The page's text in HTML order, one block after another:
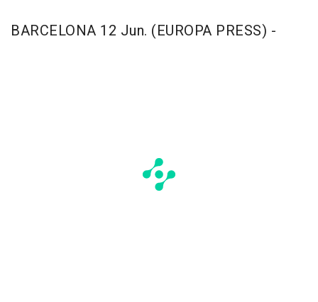
BARCELONA 12 Jun. (EUROPA PRESS) -